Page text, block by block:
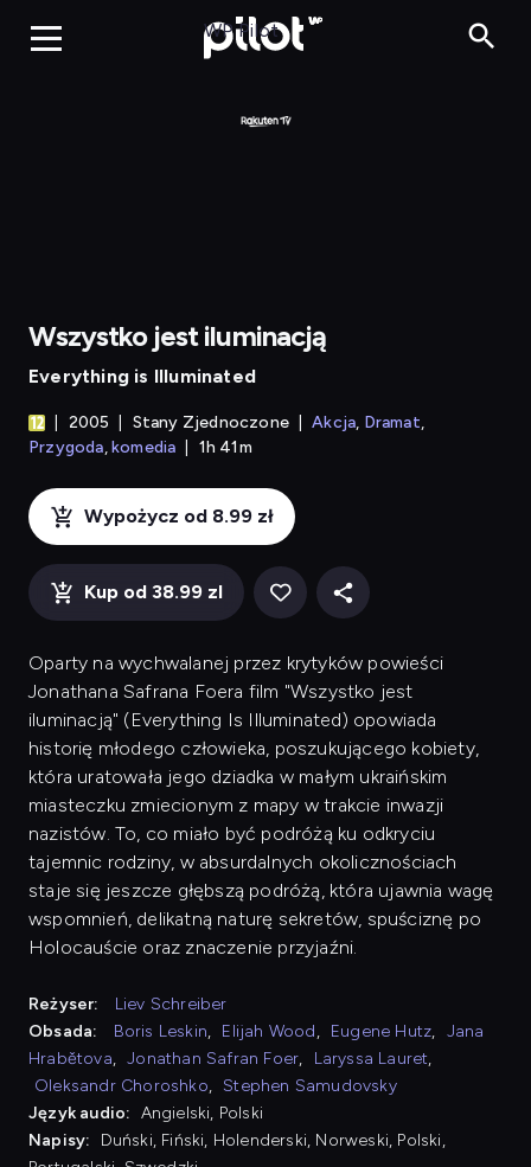
WP Pilot
Wszystko jest iluminacją
Everything is Illuminated
2005 Stany Zjednoczone Akcja Dramat
Przygoda komedia 1h 41m
Wypożycz od 8.99 zł
Kup od 38.99 zl
Oparty na wychwalanej przez krytyków powieści
Jonathana Safrana Foera film "Wszystko jest
iluminacją" (Everything Is Illuminated) opowiada
historię młodego człowieka, poszukującego kobiety,
która uratowała jego dziadka w małym ukraińskim
miasteczku zmiecionym z mapy w trakcie inwazji
nazistów. To, co miało być podróżą ku odkryciu
tajemnic rodziny, w absurdalnych okolicznościach
staje się jeszcze głębszą podróżą, która ujawnia wagę
wspomnień, delikatną naturę sekretów, spuściznę po
Holocauście oraz znaczenie przyjaźni.
Reżyser:
Liev Schreiber
Obsada:
Boris Leskin, Elijah Wood, Eugene Hutz, Jana
Hrabětova, Jonathan Safran Foer, Laryssa Lauret,
Oleksandr Choroshko, Stephen Samudovsky
Język audio: Angielski, Polski
Napisy:
Duński, Fiński, Holenderski, Norweski, Polski,